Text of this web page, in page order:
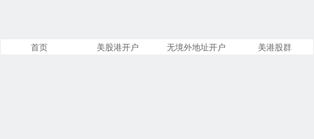
首页 美股港开户 无境外地址开户 美港股群